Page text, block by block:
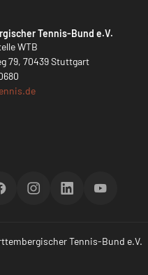
Tennis-Bund e.V.
WTB
79, 70439 Stuttgart
InstagramLinkedInYouTube
Tennis-Bund e.V.